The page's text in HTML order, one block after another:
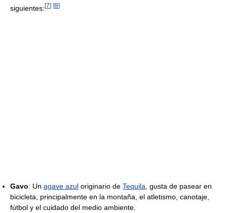
siguientes: [7] [8]
Gavo: Un agave azul originario de Tequila , gusta de pasear en
bicicleta, principalmente en la montaña, el atletismo, canotaje,
fútbol y el cuidado del medio ambiente.